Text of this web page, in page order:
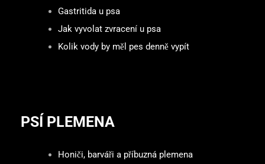
Gastritida u psa
Jak vyvolat zvracení u psa
Kolik vody by měl pes denně vypít
PSÍ PLEMENA
Honiči, barváři a příbuzná plemena